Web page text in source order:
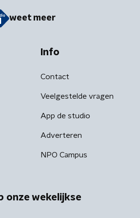
weet meer
Info
Contact
Veelgestelde vragen
App de studio
Adverteren
NPO Campus
onze wekelijkse